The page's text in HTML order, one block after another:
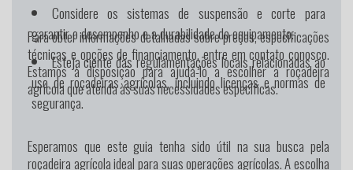
Considere os sistemas de suspensão e corte para
garantir o desempenho e a durabilidade do equipamento.
Esteja ciente das regulamentações locais relacionadas ao
uso de roçadeiras agrícolas, incluindo licenças e normas de
segurança.
Para obter informações detalhadas sobre preços, especificações
técnicas e opções de financiamento, entre em contato conosco.
Estamos à disposição para ajudá-lo a escolher a roçadeira
agrícola que atenda às suas necessidades específicas.
Esperamos que este guia tenha sido útil na sua busca pela
roçadeira agrícola ideal para suas operações agrícolas. A escolha